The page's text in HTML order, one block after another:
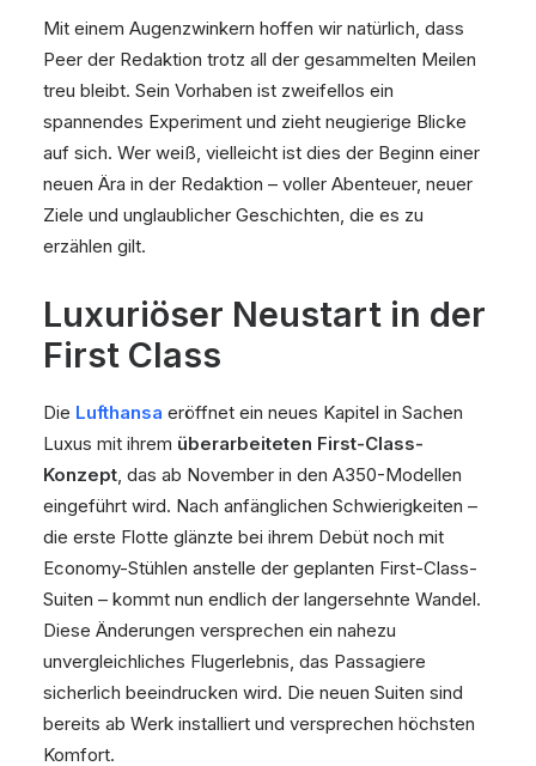
Mit einem Augenzwinkern hoffen wir natürlich, dass
Peer der Redaktion trotz all der gesammelten Meilen
treu bleibt. Sein Vorhaben ist zweifellos ein
spannendes Experiment und zieht neugierige Blicke
auf sich. Wer weiß, vielleicht ist dies der Beginn einer
neuen Ära in der Redaktion – voller Abenteuer, neuer
Ziele und unglaublicher Geschichten, die es zu
erzählen gilt.
Luxuriöser Neustart in der
First Class
Die Lufthansa eröffnet ein neues Kapitel in Sachen
Luxus mit ihrem überarbeiteten First-Class-
Konzept, das ab November in den A350-Modellen
eingeführt wird. Nach anfänglichen Schwierigkeiten –
die erste Flotte glänzte bei ihrem Debüt noch mit
Economy-Stühlen anstelle der geplanten First-Class-
Suiten – kommt nun endlich der langersehnte Wandel.
Diese Änderungen versprechen ein nahezu
unvergleichliches Flugerlebnis, das Passagiere
sicherlich beeindrucken wird. Die neuen Suiten sind
bereits ab Werk installiert und versprechen höchsten
Komfort.